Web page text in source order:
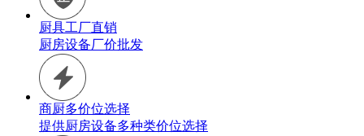
厨具工厂直销
厨房设备厂价批发
商厨多价位选择
提供厨房设备多种类价位选择